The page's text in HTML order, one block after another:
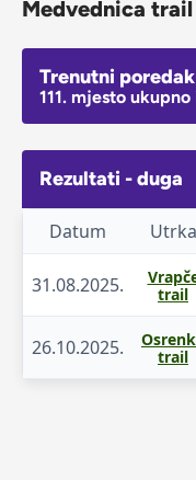
Medvednica
Trenutni
111. mjesto
Rezultati - duga
Datum Utrka
31.08.2025.
trail
26.10.2025.
trail